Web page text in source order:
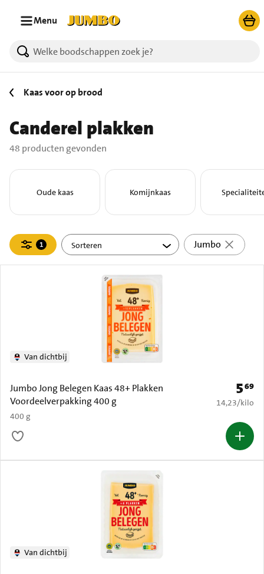
Menu
48 producten gevonden.
Kaas voor op brood
Canderel plakken
48 producten gevonden
Oude kaas Komijnkaas
Filteren
1
actief
Jumbo
Jumbo Jong Belegen Kaas 48+ Plakken
Voordeelverpakking 400 g
400 g
Van dichtbij
Prijs:
569
€ 14,23 per
14,23/kilo
Van dichtbij